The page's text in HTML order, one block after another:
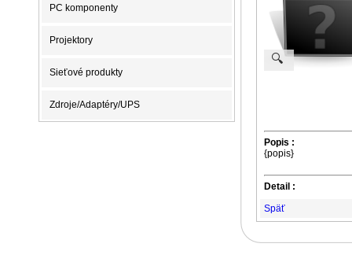
PC komponenty
Projektory
Sieťové produkty
Zdroje/Adaptéry/UPS
🔍
Popis :
{popis}
Detail :
Späť